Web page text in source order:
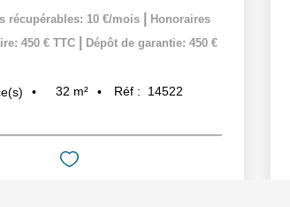
récupérables: 10 €/mois
Honoraires
450 € TTC
Dépôt de garantie: 450 €
32 m² Réf : 14522